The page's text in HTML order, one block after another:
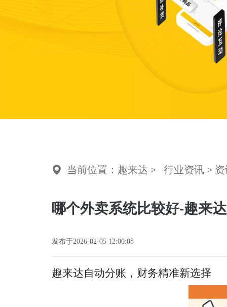
当前位置：趣来达 > 行业资讯 >
哪个外卖系统比较好-趣来
发布于2026-02-05 12:00:08
趣来达自动分账，财务精准新选择